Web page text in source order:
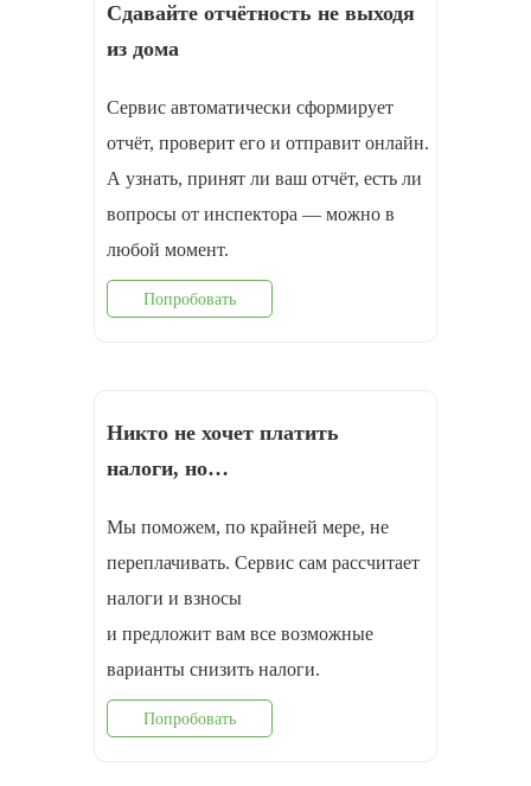
Сдавайте отчётность не выходя
из дома
Сервис автоматически сформирует
отчёт, проверит его и отправит онлайн.
А узнать, принят ли ваш отчёт, есть ли
вопросы от инспектора — можно в
любой момент.
Попробовать
Никто не хочет платить
налоги, но…
Мы поможем, по крайней мере, не
переплачивать. Сервис сам рассчитает
налоги и взносы
и предложит вам все возможные
варианты снизить налоги.
Попробовать